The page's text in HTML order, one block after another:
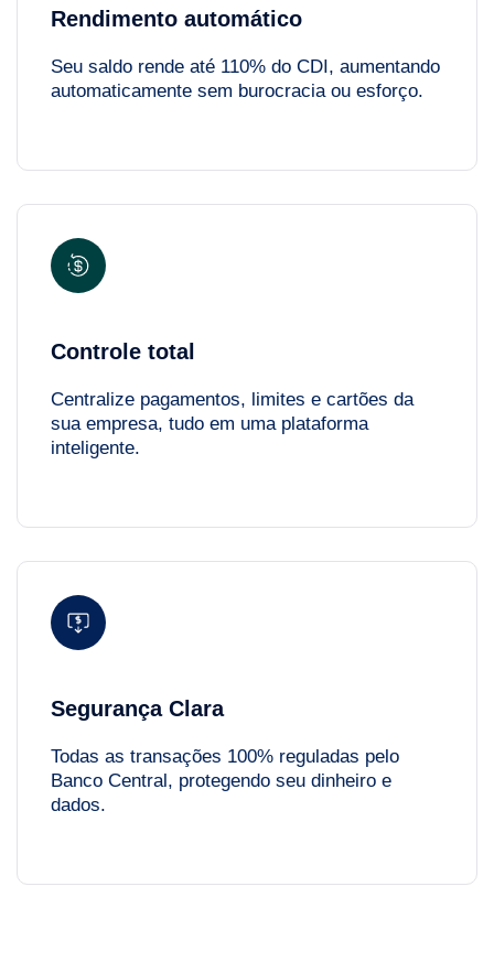
Rendimento automático
Seu saldo rende até 110% do CDI, aumentando
automaticamente sem burocracia ou esforço.
Controle total
Centralize pagamentos, limites e cartões da
sua empresa, tudo em uma plataforma
inteligente.
Segurança Clara
Todas as transações 100% reguladas pelo
Banco Central, protegendo seu dinheiro e
dados.